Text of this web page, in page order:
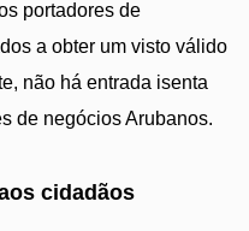
portadores de
a obter um visto válido
não há entrada isenta
de negócios Arubanos.
cidadãos